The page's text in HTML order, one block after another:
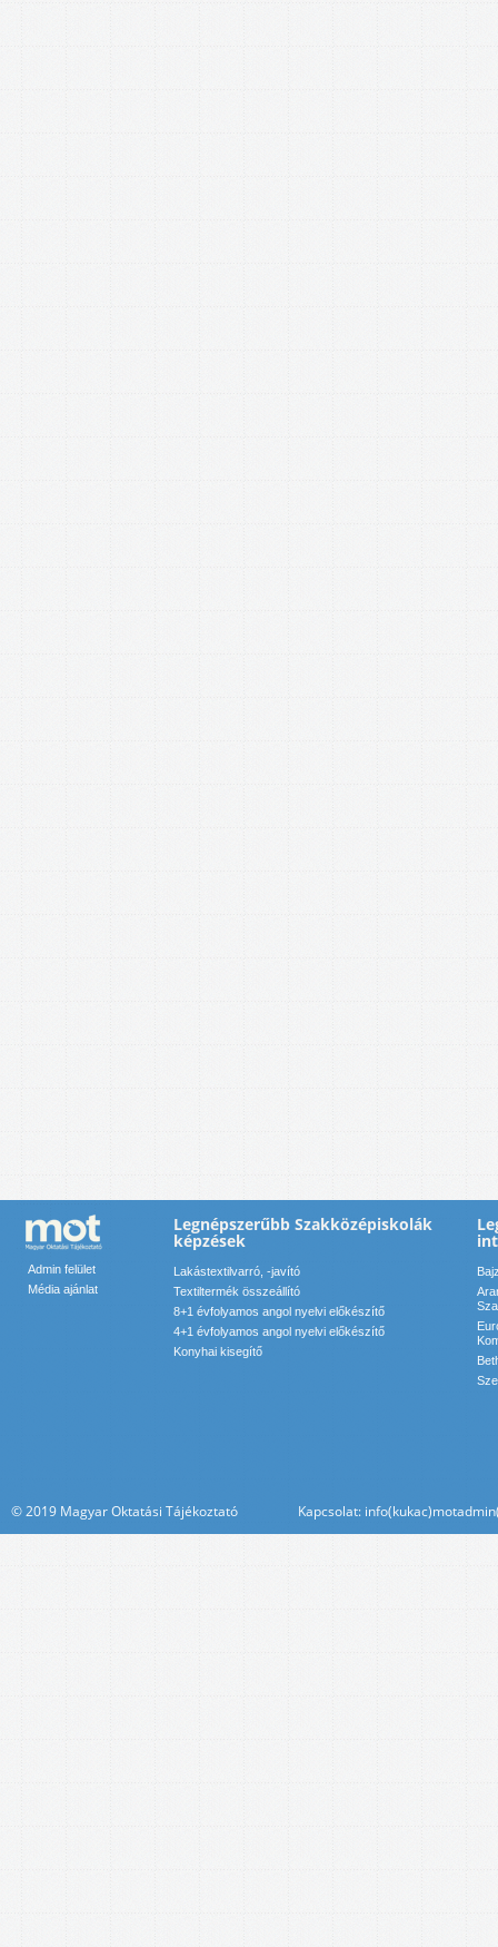
Admin felület
Média ajánlat
Legnépszerűbb Szakközépiskolák
képzések
Lakástextilvarró, -javító
Textiltermék összeállító
8+1 évfolyamos angol nyelvi előkészítő
4+1 évfolyamos angol nyelvi előkészítő
Konyhai kisegítő
© 2019 Magyar Oktatási Tájékoztató Kapcsolat: